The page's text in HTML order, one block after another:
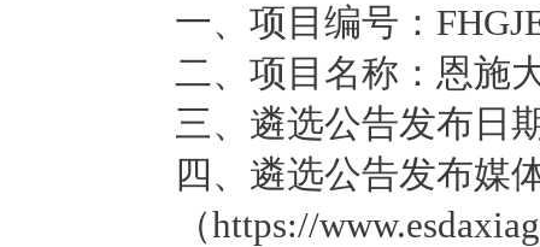
一、项目编号：
二、项目名称：恩施
三、遴选公告发布日
四、遴选公告发布媒
（https://